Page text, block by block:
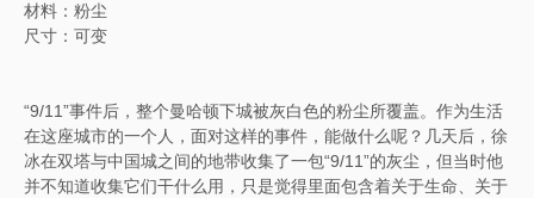
材料：粉尘
尺寸：可变
“9/11”事件后，整个曼哈顿下城被灰白色的粉尘所覆盖。作为生活
在这座城市的一个人，面对这样的事件，能做什么呢？几天后，徐
冰在双塔与中国城之间的地带收集了一包“9/11”的灰尘，但当时他
并不知道收集它们干什么用，只是觉得里面包含着关于生命、关于